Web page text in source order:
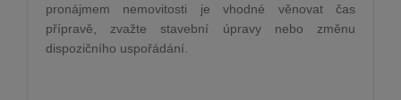
pronájmem nemovitosti je vhodné věnovat čas
přípravě, zvažte stavební úpravy nebo změnu
dispozičního uspořádání.